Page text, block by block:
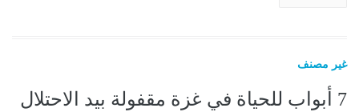
غير مصنف
7 أبواب للحياة في غزة مقفولة بيد الاحتلال